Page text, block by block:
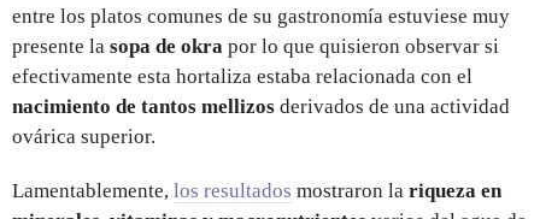
entre los platos comunes de su gastronomía estuviese muy
presente la sopa de okra por lo que quisieron observar si
efectivamente esta hortaliza estaba relacionada con el
nacimiento de tantos mellizos derivados de una actividad
ovárica superior.
Lamentablemente, los resultados mostraron la riqueza en